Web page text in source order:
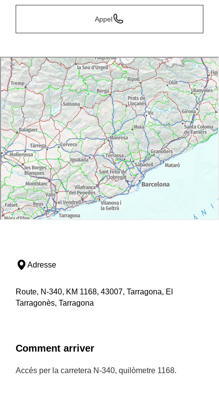
Appel
Adresse
Route, N-340, KM 1168, 43007, Tarragona, El
Tarragonès, Tarragona
Comment arriver
Accés per la carretera N-340, quilòmetre 1168.